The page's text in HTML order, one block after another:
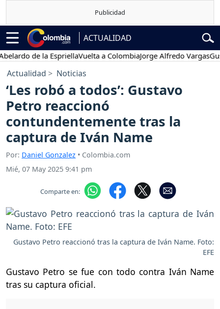
ACTUALIDAD
de la EspriellaVuelta a ColombiaJorge Alfredo Vargas
Actualidad Noticias
‘Les robó a todos’: Gustavo
Petro reaccionó
contundentemente tras la
captura de Iván Name
Por: Daniel Gonzalez • Colombia.com
Mié, 07 May 2025 9:41 pm
Comparte en:
Gustavo Petro reaccionó tras la captura de Iván Name. Foto:
EFE
Gustavo Petro se fue con todo contra Iván Name
tras su captura oficial.